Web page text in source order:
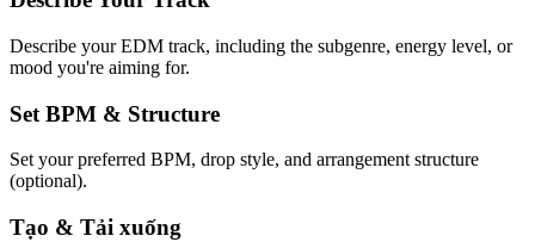
Describe your EDM track, including the subgenre, energy level, or
mood you're aiming for.
Set BPM & Structure
Set your preferred BPM, drop style, and arrangement structure
(optional).
Tạo & Tải xuống